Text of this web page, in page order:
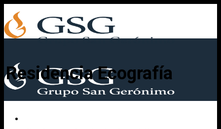
content
Residencia Ecografía